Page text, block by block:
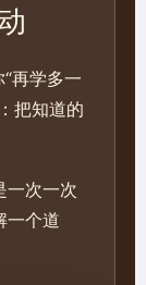
再学多一
把知道的
一次一次
一个道